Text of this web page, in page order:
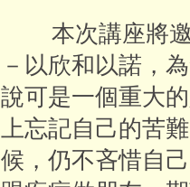
本次講座將邀
－以欣和以諾，
說可是一個重大
上忘記自己的苦
候，仍不吝惜自